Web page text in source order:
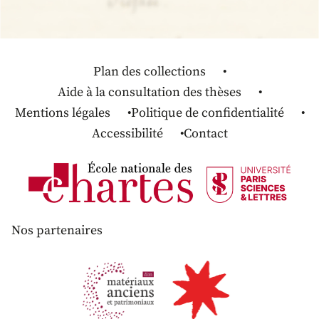
Plan des collections
Aide à la consultation des thèses
Mentions légales
Politique de confidentialité
Accessibilité
Contact
Nos partenaires